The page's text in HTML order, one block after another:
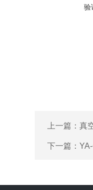
验
上一篇： 真
下一篇：